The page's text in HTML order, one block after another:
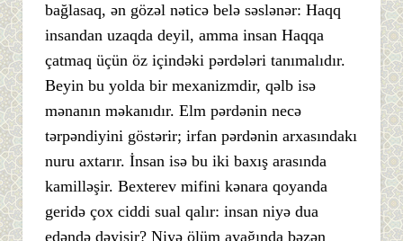
bağlasaq, ən gözəl nəticə belə səslənər: Haqq
insandan uzaqda deyil, amma insan Haqqa
çatmaq üçün öz içindəki pərdələri tanımalıdır.
Beyin bu yolda bir mexanizmdir, qəlb isə
mənanın məkanıdır. Elm pərdənin necə
tərpəndiyini göstərir; irfan pərdənin arxasındakı
nuru axtarır. İnsan isə bu iki baxış arasında
kamilləşir. Bexterev mifini kənara qoyanda
geridə çox ciddi sual qalır: insan niyə dua
edəndə dəyişir? Niyə ölüm ayağında bəzən